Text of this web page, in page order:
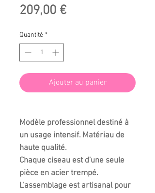
209,00 €Prix
Quantité *
Ajouter au panier
Modèle professionnel destiné à
un usage intensif. Matériau de
haute qualité.
Chaque ciseau est d'une seule
pièce en acier trempé.
L'assemblage est artisanal pour